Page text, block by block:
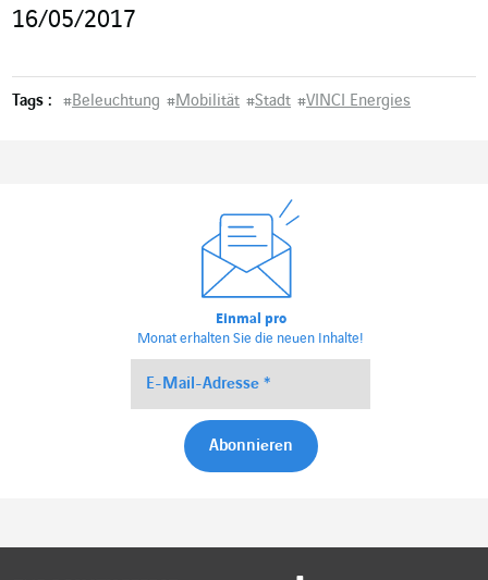
16/05/2017
Tags : #Beleuchtung #Mobilität #Stadt #VINCI Energies
Einmal pro
Monat erhalten Sie die neuen Inhalte!